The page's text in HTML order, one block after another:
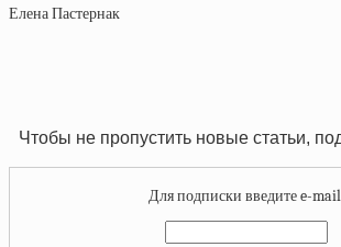
Елена Пастернак
Чтобы не пропустить новые статьи,
Для подписки введите e-